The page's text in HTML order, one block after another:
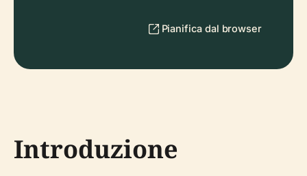
Pianifica dal browser
Introduzione